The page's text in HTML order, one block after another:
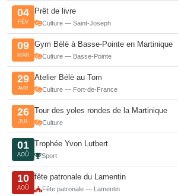
04
FÉV
Prêt de livre
Culture — Saint-Joseph
09
MAR
Gym Bèlè à Basse-Pointe en Martinique
Culture — Basse-Pointe
29
AVR
Atelier Bélè au Tom
Culture — Fort-de-France
26
JUL
Tour des yoles rondes de la Martinique
Culture
01
AOÛ
Trophée Yvon Lutbert
Sport
10
AOÛ
fête patronale du Lamentin
Fête patronale — Lamentin